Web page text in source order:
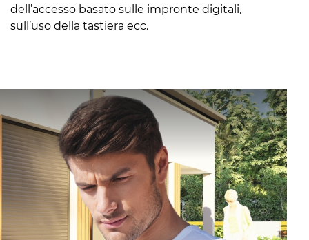
dell’accesso basato sulle impronte digitali,
sull’uso della tastiera ecc.